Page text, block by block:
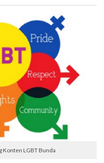
Konten LGBT Bunda